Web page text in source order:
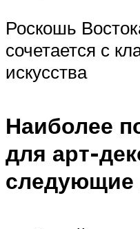
Роскошь
сочетается с
искусства
Наиболее
для арт-
следующие